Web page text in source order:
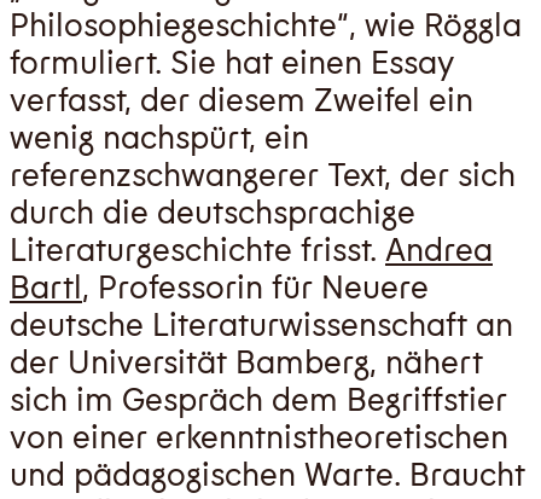
Philosophiegeschichte“, wie Röggla
formuliert. Sie hat einen Essay
verfasst, der diesem Zweifel ein
wenig nachspürt, ein
referenzschwangerer Text, der sich
durch die deutschsprachige
Literaturgeschichte frisst. Andrea
Bartl , Professorin für Neuere
deutsche Literaturwissenschaft an
der Universität Bamberg, nähert
sich im Gespräch dem Begriffstier
von einer erkenntnistheoretischen
und pädagogischen Warte. Braucht